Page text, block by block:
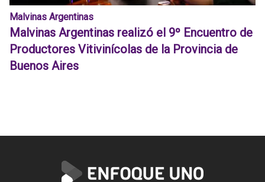
Malvinas Argentinas
Malvinas Argentinas realizó el 9º Encuentro de
Productores Vitivinícolas de la Provincia de
Buenos Aires